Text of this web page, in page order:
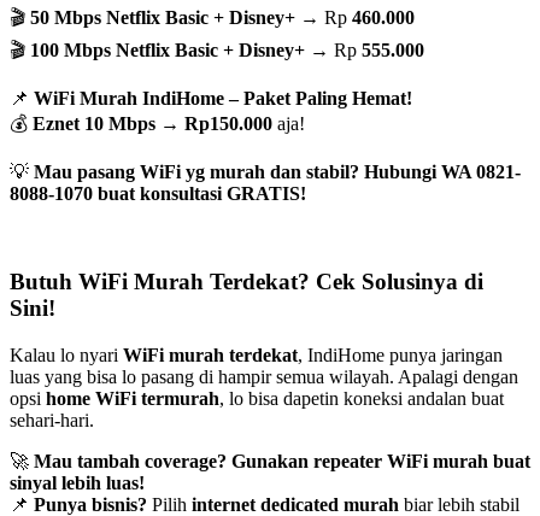
🎬 50 Mbps Netflix Basic + Disney+ → Rp 460.000
🎬 100 Mbps Netflix Basic + Disney+ → Rp 555.000
📌 WiFi Murah IndiHome – Paket Paling Hemat!
💰 Eznet 10 Mbps → Rp150.000 aja!
💡 Mau pasang WiFi yg murah dan stabil? Hubungi WA 0821-
8088-1070 buat konsultasi GRATIS!
Butuh WiFi Murah Terdekat? Cek Solusinya di
Sini!
Kalau lo nyari WiFi murah terdekat, IndiHome punya jaringan
luas yang bisa lo pasang di hampir semua wilayah. Apalagi dengan
opsi home WiFi termurah, lo bisa dapetin koneksi andalan buat
sehari-hari.
🚀 Mau tambah coverage? Gunakan repeater WiFi murah buat
sinyal lebih luas!
📌 Punya bisnis? Pilih internet dedicated murah biar lebih stabil